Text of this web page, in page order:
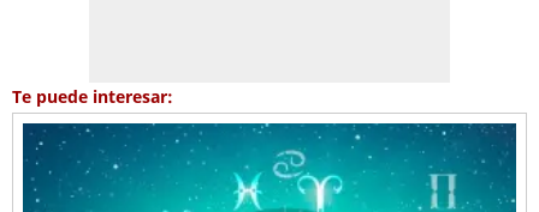
Te puede interesar: